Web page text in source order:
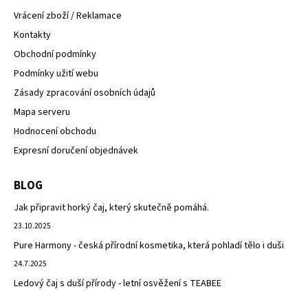
Vrácení zboží / Reklamace
Kontakty
Obchodní podmínky
Podmínky užití webu
Zásady zpracování osobních údajů
Mapa serveru
Hodnocení obchodu
Expresní doručení objednávek
BLOG
Jak připravit horký čaj, který skutečně pomáhá.
23.10.2025
Pure Harmony - česká přírodní kosmetika, která pohladí tělo i duši
24.7.2025
Ledový čaj s duší přírody - letní osvěžení s TEABEE